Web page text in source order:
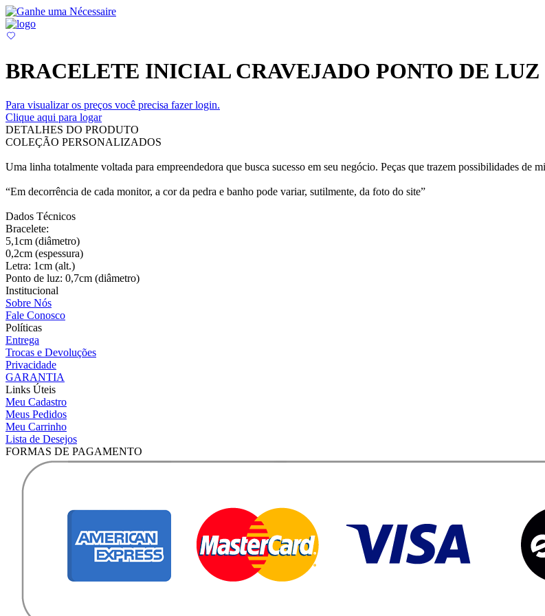
BRACELETE INICIAL CRAVEJADO PONTO DE
Para visualizar os preços você precisa fazer login.
Clique aqui para logar
DETALHES DO PRODUTO
COLEÇÃO PERSONALIZADOS
Uma linha totalmente voltada para empreendedora que busca sucesso em seu negócio. Peças que trazem possibilidades de
“Em decorrência de cada monitor, a cor da pedra e banho pode variar, sutilmente, da foto do site”
Dados Técnicos
Bracelete:
5,1cm (diâmetro)
0,2cm (espessura)
Letra: 1cm (alt.)
Ponto de luz: 0,7cm (diâmetro)
Institucional
Sobre Nós
Fale Conosco
Políticas
Entrega
Trocas e Devoluções
Privacidade
GARANTIA
Links Úteis
Meu Cadastro
Meus Pedidos
Meu Carrinho
Lista de Desejos
FORMAS DE PAGAMENTO